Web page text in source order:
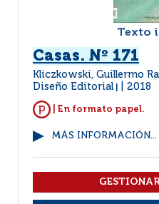
Texto
Casas. Nº 171
Kliczkowski, Guillermo
Diseño Editorial
2018
| En formato papel.
MÁS INFORMACIÓN...